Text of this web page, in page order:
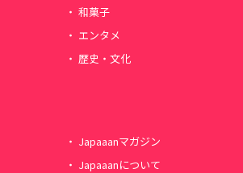
和菓子
エンタメ
歴史・文化
Japaaanマガジン
Japaaanについて